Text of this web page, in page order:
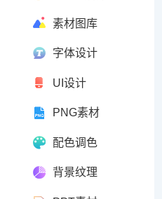
素材图库
字体设计
UI设计
PNG素材
配色调色
背景纹理